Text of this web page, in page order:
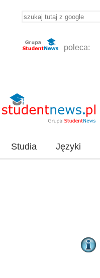
poleca:
Studia Języki